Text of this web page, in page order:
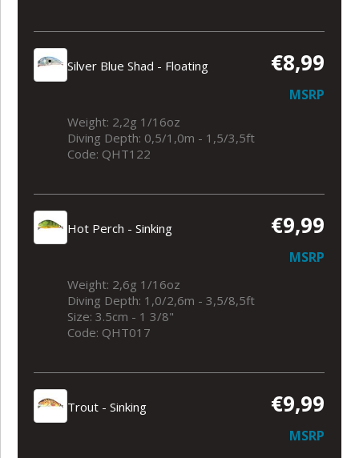
Silver Blue Shad - Floating €8,99
MSRP
Weight: 2,2g 1/16oz
Diving Depth: 0,5/1,0m - 1,5/3,5ft
Code: QHT122
Hot Perch - Sinking €9,99
MSRP
Weight: 2,6g 1/16oz
Diving Depth: 1,0/2,6m - 3,5/8,5ft
Size: 3.5cm - 1 3/8"
Code: QHT017
Trout - Sinking €9,99
MSRP